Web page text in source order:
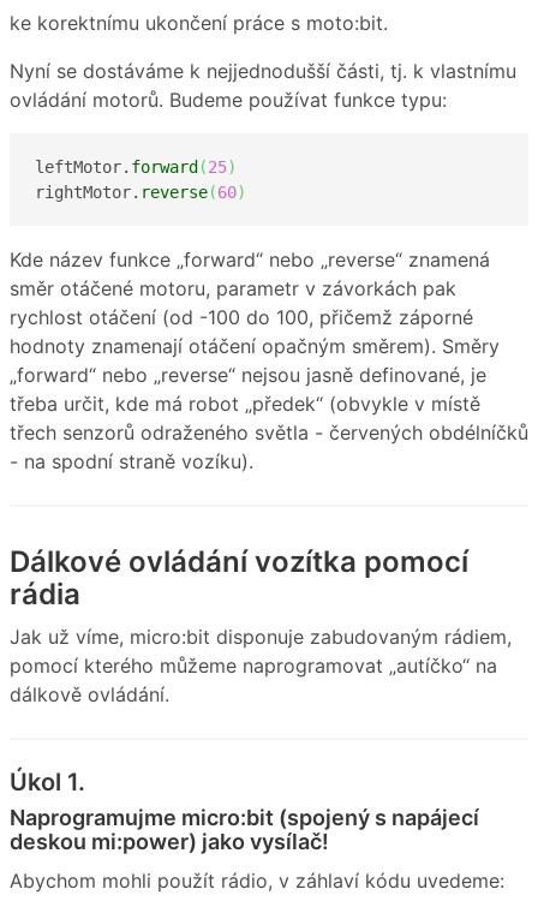
ke korektnímu ukončení práce s moto:bit.
Nyní se dostáváme k nejjednodušší části, tj. k vlastnímu
ovládání motorů. Budeme používat funkce typu:
leftMotor. forward(25)
rightMotor. reverse(60)
Kde název funkce „forward“ nebo „reverse“ znamená
směr otáčené motoru, parametr v závorkách pak
rychlost otáčení (od -100 do 100, přičemž záporné
hodnoty znamenají otáčení opačným směrem). Směry
„forward“ nebo „reverse“ nejsou jasně definované, je
třeba určit, kde má robot „předek“ (obvykle v místě
třech senzorů odraženého světla - červených obdélníčků
- na spodní straně vozíku).
Dálkové ovládání vozítka pomocí
rádia
Jak už víme, micro:bit disponuje zabudovaným rádiem,
pomocí kterého můžeme naprogramovat „autíčko“ na
dálkově ovládání.
Úkol 1.
Naprogramujme micro:bit (spojený s napájecí
deskou mi:power) jako vysílač!
Abychom mohli použít rádio, v záhlaví kódu uvedeme: